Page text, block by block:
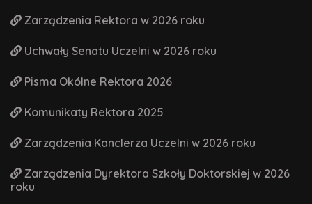
Zarządzenia Rektora w 2026 roku
Uchwały Senatu Uczelni w 2026 roku
Pisma Okólne Rektora 2026
Komunikaty Rektora 2025
Zarządzenia Kanclerza Uczelni w 2026 roku
Zarządzenia Dyrektora Szkoły Doktorskiej w 2026
roku